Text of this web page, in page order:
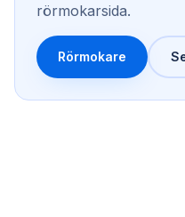
rörmokarsida.
Rörmokare